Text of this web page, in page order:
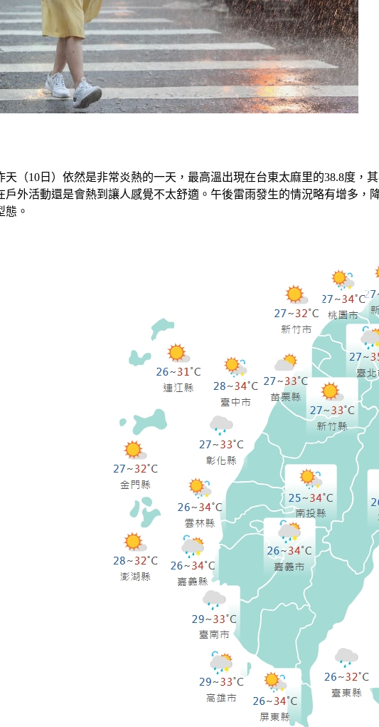
（10日）依然是非常炎熱的一天，最高溫出現在台東太麻里的38.8度，
外活動還是會熱到讓人感覺不太舒適。午後雷雨發生的情況略有增多，
態。